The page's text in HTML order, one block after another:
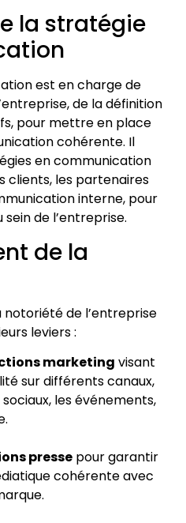
la stratégie
est en charge de
de la définition
pour mettre en place
cohérente. Il
en communication
clients, les partenaires
interne, pour
de l’entreprise.
de la
de l’entreprise
leviers :
marketing visant
sur différents canaux,
les événements,
presse pour garantir
cohérente avec